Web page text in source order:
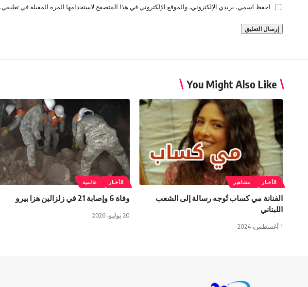
احفظ اسمي، بريدي الإلكتروني، والموقع الإلكتروني في هذا المتصفح لاستخدامها المرة المقبلة في تعليقي.
You Might Also Like
الأخبار مشاهير
الفنانة مي كساب تُوجه رسالة إلى الشعب
اللبناني
1 أغسطس، 2024
الأخبار عالمية
وفاة 6 وإصابة 21 في زلزالين هزا بيرو
20 يوليو، 2026